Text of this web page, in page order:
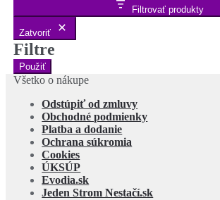
Filtrovať produkty
Zatvoriť
Filtre
Použiť
Všetko o nákupe
Odstúpiť od zmluvy
Obchodné podmienky
Platba a dodanie
Ochrana súkromia
Cookies
ÚKSÚP
Evodia.sk
Jeden Strom Nestačí.sk